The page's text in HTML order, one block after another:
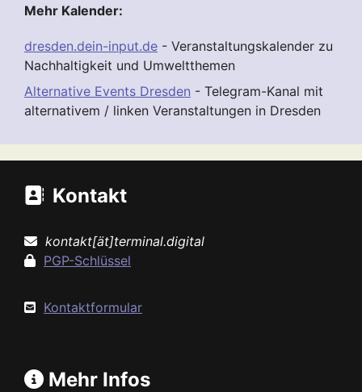
Mehr Kalender:
dresden.dein-input.de - Veranstaltungskalender zu
Nachhaltigkeit und Umweltthemen
Alternative Events Dresden - Telegram-Kanal mit
alternativem / linken Veranstaltungen in Dresden
Kontakt
kontakt[ät]terminal.digital
PGP-Schlüssel
Kontaktformular
Mehr Infos